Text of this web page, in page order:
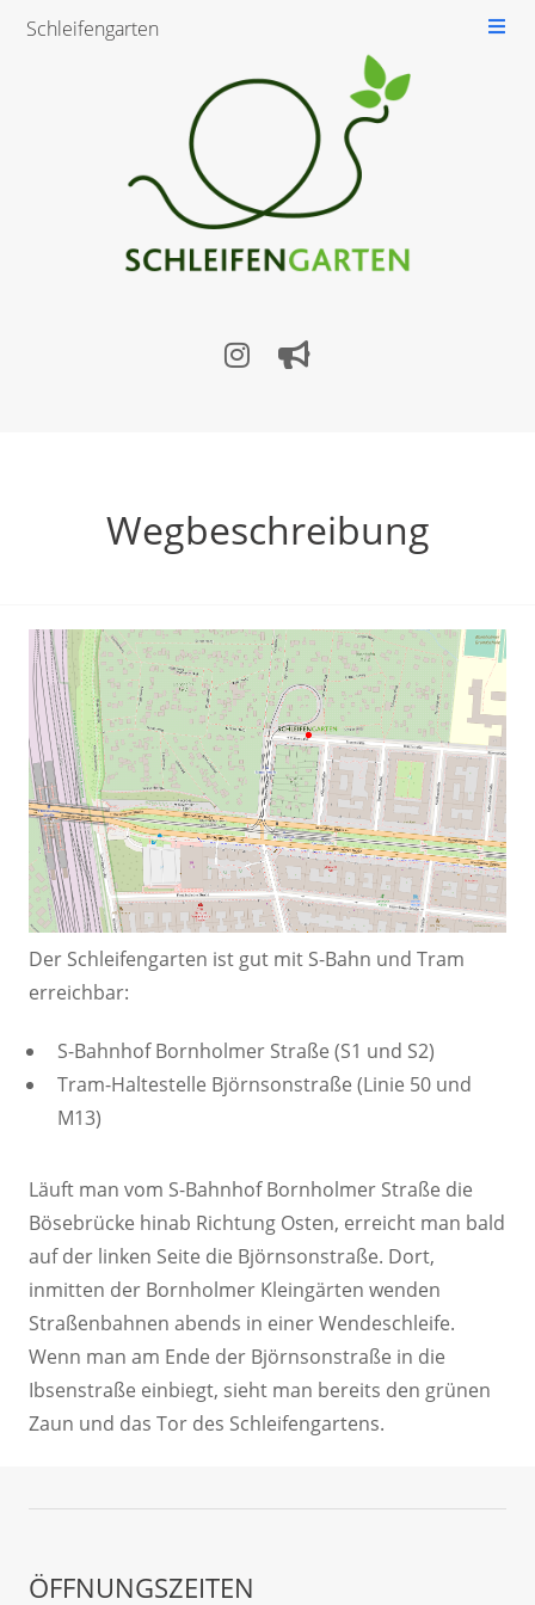
Schleifengarten
Wegbeschreibung
Der Schleifengarten ist gut mit S-Bahn und Tram
erreichbar:
S-Bahnhof Bornholmer Straße (S1 und S2)
Tram-Haltestelle Björnsonstraße (Linie 50 und
M13)
Läuft man vom S-Bahnhof Bornholmer Straße die
Bösebrücke hinab Richtung Osten, erreicht man bald
auf der linken Seite die Björnsonstraße. Dort,
inmitten der Bornholmer Kleingärten wenden
Straßenbahnen abends in einer Wendeschleife.
Wenn man am Ende der Björnsonstraße in die
Ibsenstraße einbiegt, sieht man bereits den grünen
Zaun und das Tor des Schleifengartens.
ÖFFNUNGSZEITEN